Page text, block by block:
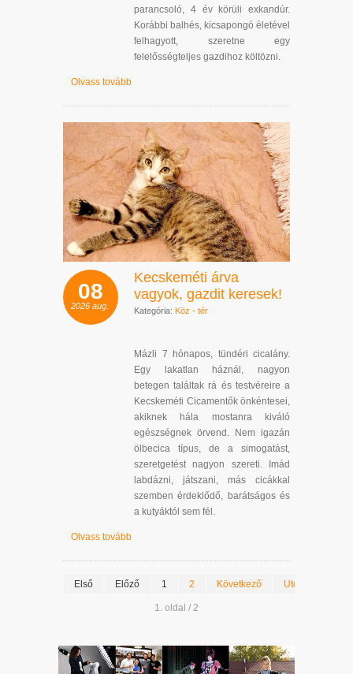
parancsoló, 4 év körüli exkandúr.
Korábbi balhés, kicsapongó életével
felhagyott, szeretne egy
felelősségteljes gazdihoz költözni.
Olvass tovább
08
2026 aug.
Kecskeméti árva
vagyok, gazdit keresek!
Kategória: Köz - tér
Mázli 7 hónapos, tündéri cicalány.
Egy lakatlan háznál, nagyon
betegen találtak rá és testvéreire a
Kecskeméti Cicamentők önkéntesei,
akiknek hála mostanra kiváló
egészségnek örvend. Nem igazán
ölbecica típus, de a simogatást,
szeretgetést nagyon szereti. Imád
labdázni, játszani, más cicákkal
szemben érdeklődő, barátságos és
a kutyáktól sem fél.
Olvass tovább
Első Előző 1 2 Következő Utolsó
1. oldal / 2